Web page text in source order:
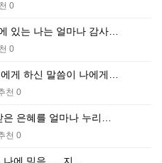
0
있는 나는 얼마나 감사…
0
게 하신 말씀이 나에게…
천 0
은혜를 얼마나 누리…
천 0